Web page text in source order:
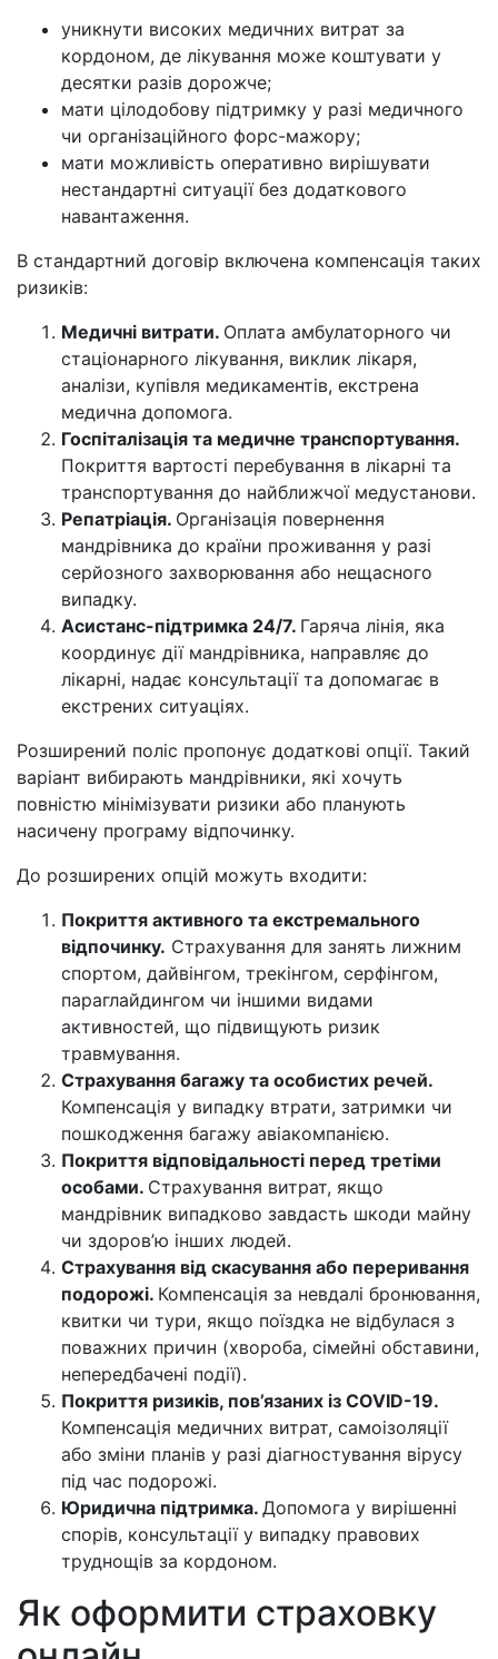
уникнути високих медичних витрат за
кордоном, де лікування може коштувати у
десятки разів дорожче;
мати цілодобову підтримку у разі медичного
чи організаційного форс-мажору;
мати можливість оперативно вирішувати
нестандартні ситуації без додаткового
навантаження.
В стандартний договір включена компенсація таких
ризиків:
Медичні витрати. Оплата амбулаторного чи
стаціонарного лікування, виклик лікаря,
аналізи, купівля медикаментів, екстрена
медична допомога.
Госпіталізація та медичне транспортування.
Покриття вартості перебування в лікарні та
транспортування до найближчої медустанови.
Репатріація. Організація повернення
мандрівника до країни проживання у разі
серйозного захворювання або нещасного
випадку.
Асистанс-підтримка 24/7. Гаряча лінія, яка
координує дії мандрівника, направляє до
лікарні, надає консультації та допомагає в
екстрених ситуаціях.
Розширений поліс пропонує додаткові опції. Такий
варіант вибирають мандрівники, які хочуть
повністю мінімізувати ризики або планують
насичену програму відпочинку.
До розширених опцій можуть входити:
Покриття активного та екстремального
відпочинку. Страхування для занять лижним
спортом, дайвінгом, трекінгом, серфінгом,
параглайдингом чи іншими видами
активностей, що підвищують ризик
травмування.
Страхування багажу та особистих речей.
Компенсація у випадку втрати, затримки чи
пошкодження багажу авіакомпанією.
Покриття відповідальності перед третіми
особами. Страхування витрат, якщо
мандрівник випадково завдасть шкоди майну
чи здоров’ю інших людей.
Страхування від скасування або переривання
подорожі. Компенсація за невдалі бронювання,
квитки чи тури, якщо поїздка не відбулася з
поважних причин (хвороба, сімейні обставини,
непередбачені події).
Покриття ризиків, пов’язаних із COVID-19.
Компенсація медичних витрат, самоізоляції
або зміни планів у разі діагностування вірусу
під час подорожі.
Юридична підтримка. Допомога у вирішенні
спорів, консультації у випадку правових
труднощів за кордоном.
Як оформити страховку